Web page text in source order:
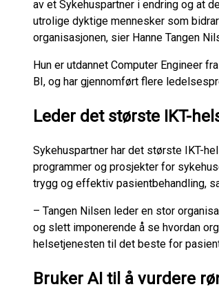
av et Sykehuspartner i endring og at
utrolige dyktige mennesker som
organisasjonen, sier Hanne Tangen
Hun er utdannet Computer Engineer
BI, og har gjennomført flere
Leder det største IKT-
Sykehuspartner har det største IKT-
programmer og prosjekter for
trygg og effektiv pasientbehandling,
– Tangen Nilsen leder en stor
og slett imponerende å se hvordan
helsetjenesten til det beste for
Bruker AI til å vurdere